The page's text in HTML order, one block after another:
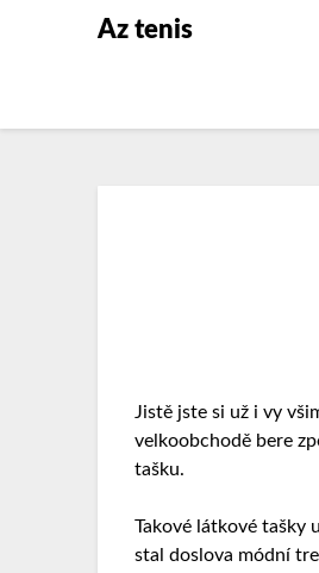
Az tenis
Jistě jste si už i vy
velkoobchodě bere
tašku.
Takové látkové tašky
stal doslova módní